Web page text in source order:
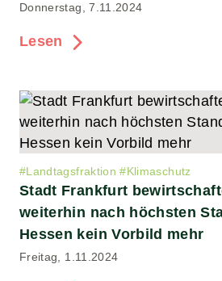
Donnerstag, 7.11.2024
Lesen
#Landtagsfraktion #Klimaschutz
Stadt Frankfurt
weiterhin nach höchsten
Hessen kein Vorbild mehr
Freitag, 1.11.2024